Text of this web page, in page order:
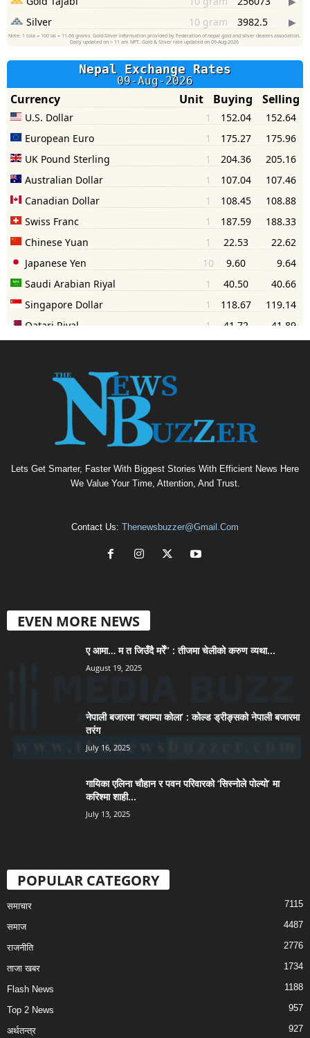
Lets Get Smarter, Faster With Biggest Stories With Efficient News Here
We Value Your Time, Attention, And Trust.
Contact Us: Thenewsbuzzer@gmail.com
EVEN MORE NEWS
ए आमा… म त जिउँदै मरेँ” : तीजमा चेलीको करुण व्यथा...
August 19, 2025
नेपाली बजारमा ‘क्याम्पा कोला’ : कोल्ड ड्रीङ्सको नेपाली बजारमा
तरंग
July 16, 2025
गायिका एलिना चौहान र पवन परिवारको ‘सिस्नोले पोल्यो’ मा
करिश्मा शाही...
July 13, 2025
POPULAR CATEGORY
समाचार 7115
समाज 4487
राजनीति 2776
ताजा खबर 1734
Flash News 1188
Top 2 News 957
अर्थतन्त्र 927